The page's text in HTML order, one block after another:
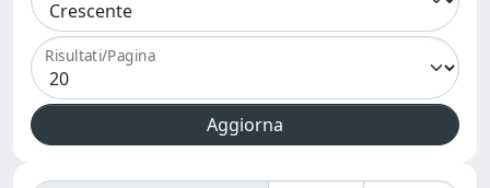
Risultati/Pagina